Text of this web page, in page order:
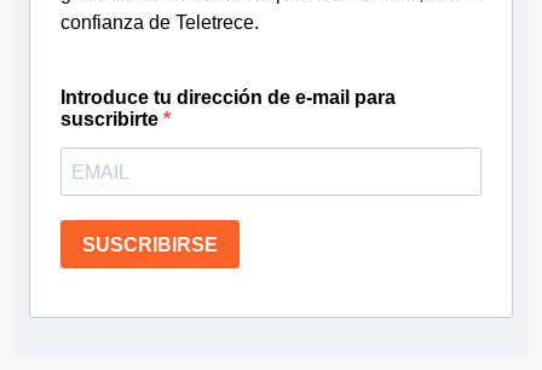
confianza de Teletrece.
Introduce tu dirección de e-mail para
suscribirte
SUSCRIBIRSE